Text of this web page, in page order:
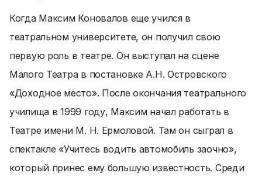
Когда Максим Коновалов еще учился в
театральном университете, он получил свою
первую роль в театре. Он выступал на сцене
Малого Театра в постановке А.Н. Островского
«Доходное место». После окончания театрального
училища в 1999 году, Максим начал работать в
Театре имени М. Н. Ермоловой. Там он сыграл в
спектакле «Учитесь водить автомобиль заочно»,
который принес ему большую известность. Среди